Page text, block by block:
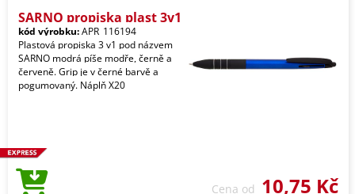
SARNO propiska plast 3v1
kód výrobku:APR_116194
Plastová propiska 3 v1 pod názvem
SARNO modrá píše modře, černě a
červeně. Grip je v černé barvě a
pogumovaný. Náplň X20
Cena od 10,75 Kč